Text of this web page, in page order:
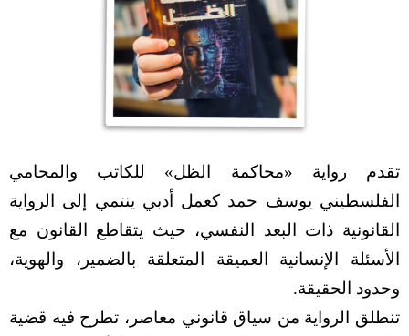
تقدم رواية «محاكمة الظل» للكاتب والمحامي
الفلسطيني يوسف حمد كعمل أدبي ينتمي إلى الرواية
القانونية ذات البعد النفسي، حيث يتقاطع القانون مع
الأسئلة الإنسانية العميقة المتعلقة بالضمير، والهوية،
وحدود الحقيقة.
تنطلق الرواية من سياق قانوني معاصر، تطرح فيه قضية